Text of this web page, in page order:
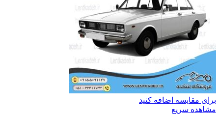
برای مقایسه اضافه کنید
مشاهده سریع